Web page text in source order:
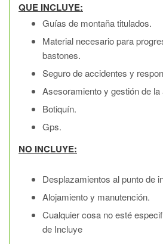
QUE INCLUYE:
Guías de montaña titulados.
Material necesario para
bastones.
Seguro de accidentes y
Asesoramiento y gestión de la
Botiquín.
Gps.
NO INCLUYE:
Desplazamientos al punto de
Alojamiento y manutención.
Cualquier cosa no esté
de Incluye